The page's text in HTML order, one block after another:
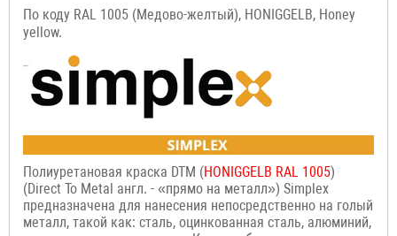
По коду RAL 1005 (Медово-желтый), HONIGGELB, Honey
yellow.
Полиуретановая краска DTM (HONIGGELB RAL 1005)
(Direct To Metal англ. - «прямо на металл») Simplex
предназначена для нанесения непосредственно на голый
металл, такой как: сталь, оцинкованная сталь, алюминий,